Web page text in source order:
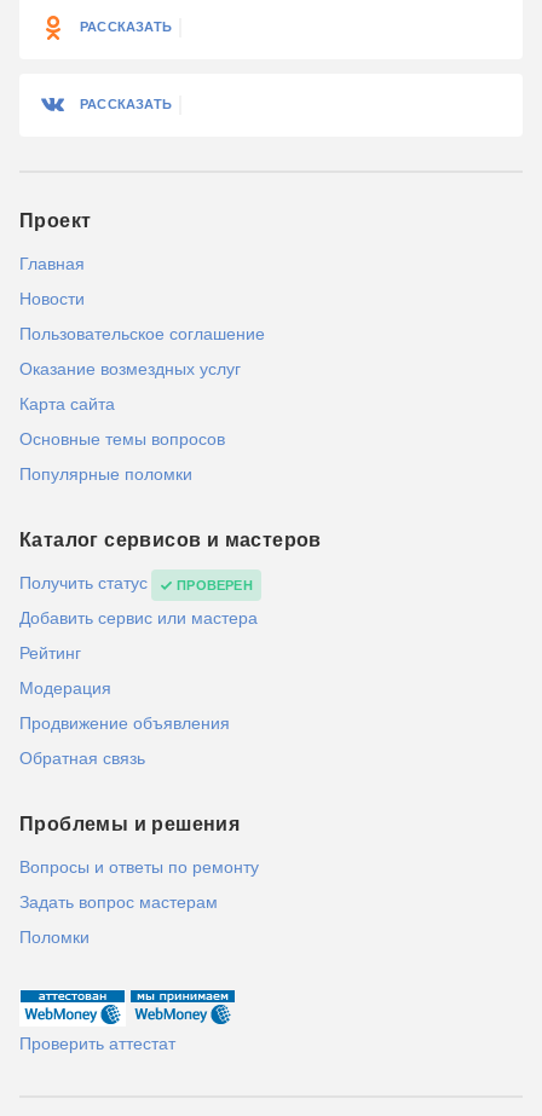
РАССКАЗАТЬ
РАССКАЗАТЬ
Проект
Главная
Новости
Пользовательское соглашение
Оказание возмездных услуг
Карта сайта
Основные темы вопросов
Популярные поломки
Каталог сервисов и мастеров
Получить статус ПРОВЕРЕН
Добавить сервис или мастера
Рейтинг
Модерация
Продвижение объявления
Обратная связь
Проблемы и решения
Вопросы и ответы по ремонту
Задать вопрос мастерам
Поломки
Проверить аттестат